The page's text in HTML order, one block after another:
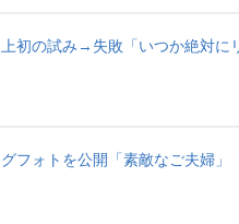
初の試み→失敗「いつか絶対に
フォトを公開「素敵なご夫婦」